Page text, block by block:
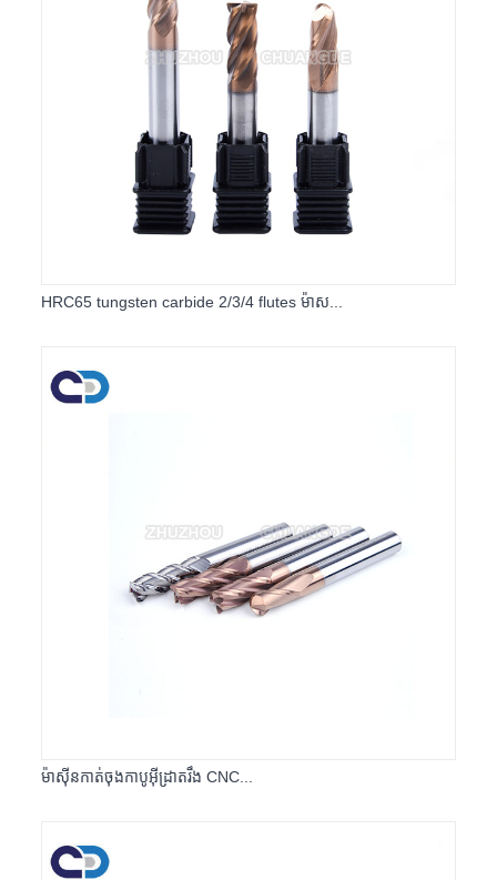
HRC65 tungsten carbide 2/3/4 flutes ម៉ាស...
ម៉ាស៊ីនកាត់ចុងកាបូអ៊ីដ្រាតរឹង CNC...